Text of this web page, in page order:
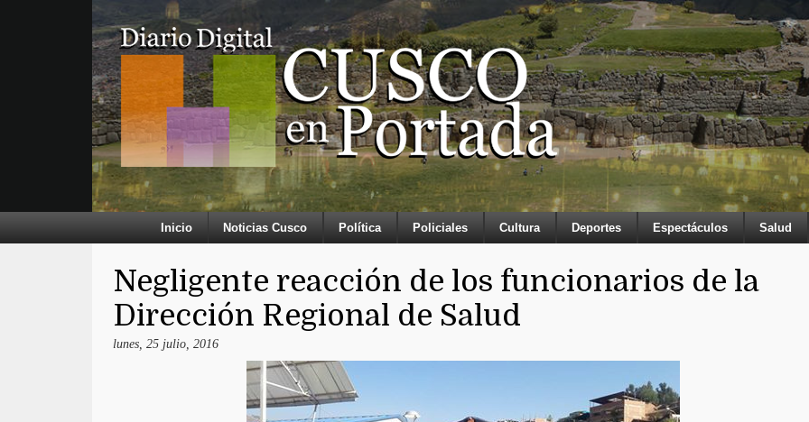
Inicio Noticias Cusco Política Policiales Cultura Deportes Espectáculos Salud
Negligente reacción de los funcionarios de la
Dirección Regional de Salud
lunes, 25 julio, 2016